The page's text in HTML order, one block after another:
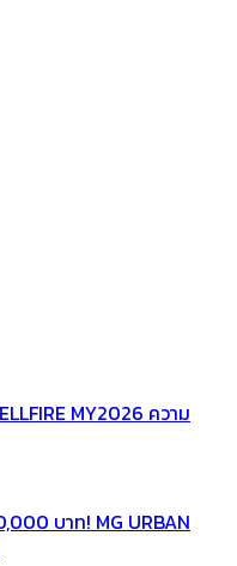
MY2026 ความ
บาท! MG URBAN